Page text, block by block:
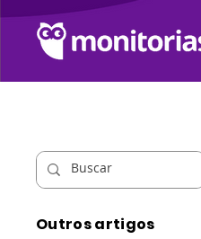
Outros artigos